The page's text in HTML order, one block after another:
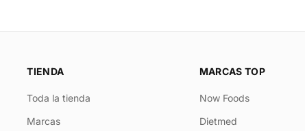
TIENDA
Toda la tienda
Marcas
MARCAS TOP
Now Foods
Dietmed